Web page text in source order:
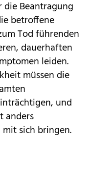
Beantragung
betroffene
Tod führenden
dauerhaften
leiden.
müssen die
und
anders
sich bringen.